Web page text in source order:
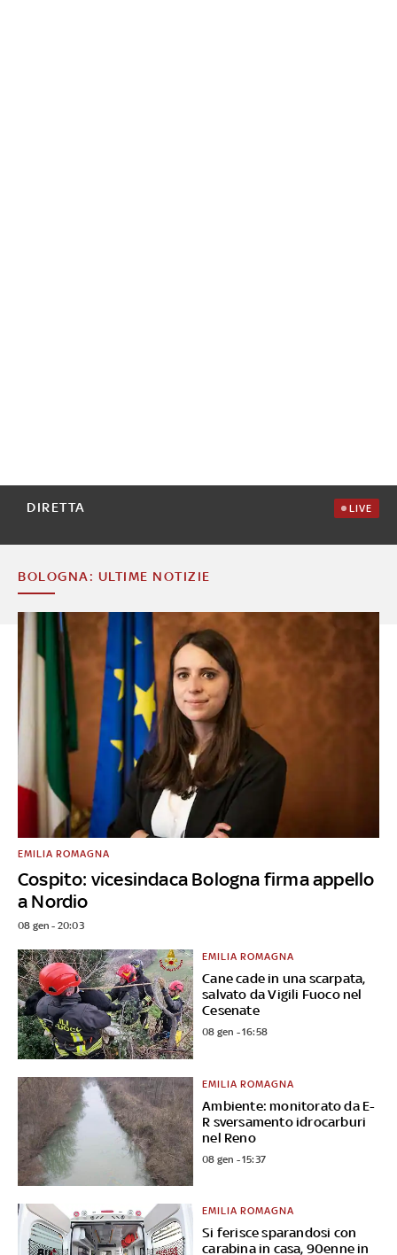
DIRETTA LIVE
BOLOGNA: ULTIME NOTIZIE
Cospito: vicesindaca Bologna firma appello
a Nordio
EMILIA ROMAGNA
08 gen - 20:03
Cane cade in una scarpata,
salvato da Vigili Fuoco nel
Cesenate
EMILIA ROMAGNA
08 gen - 16:58
Ambiente: monitorato da E-
R sversamento idrocarburi
nel Reno
EMILIA ROMAGNA
08 gen - 15:37
Si ferisce sparandosi con
carabina in casa, 90enne in
EMILIA ROMAGNA